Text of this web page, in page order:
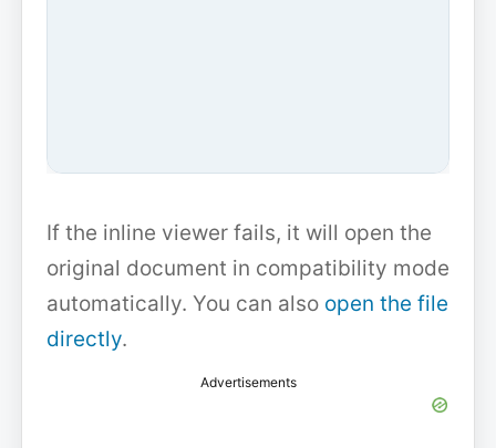
If the inline viewer fails, it will open the
original document in compatibility mode
automatically. You can also open the file
directly.
Advertisements